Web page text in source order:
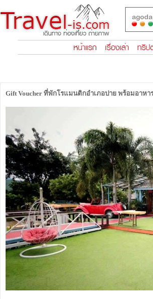
Gift Voucher ที่พักโรแมนติกอำเภอปาย พร้อมอาหา